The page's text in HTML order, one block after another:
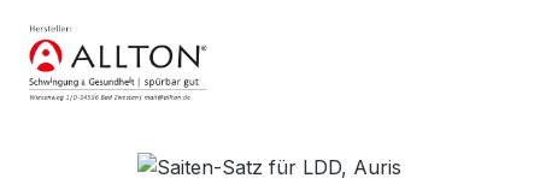
Bildergalerie überspringen